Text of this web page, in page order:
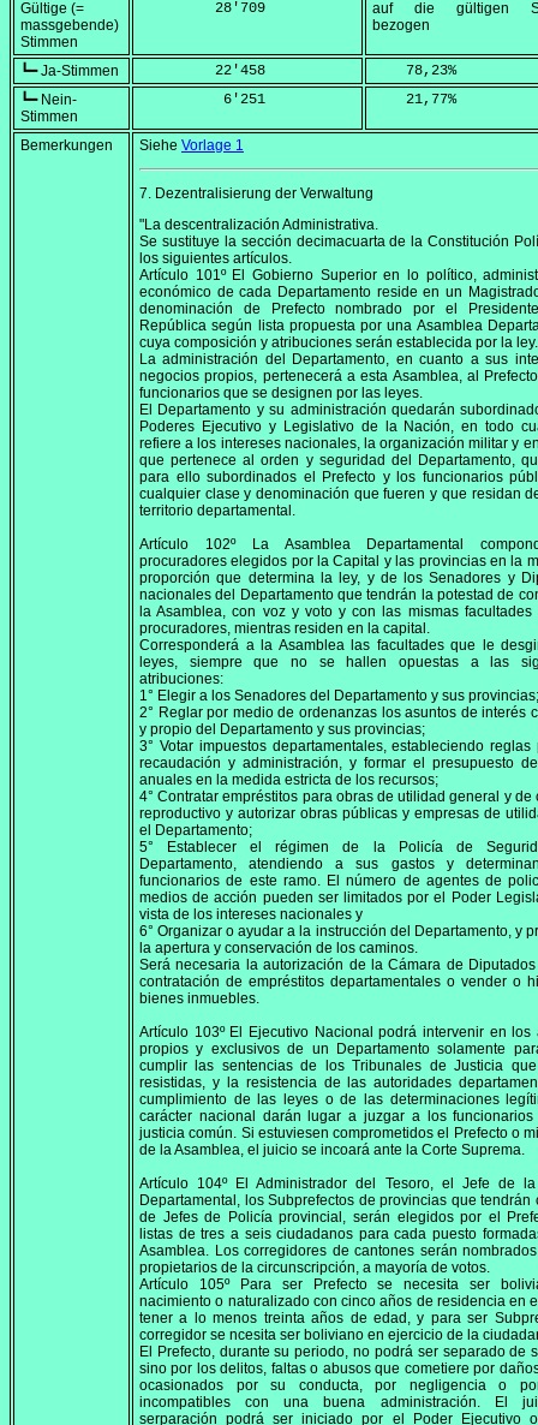
Gültige (=
massgebende)
Stimmen
         28'709
auf die gültigen
bezogen
┗━ Ja-Stimmen
         22'458
    78,23
%
┗━ Nein-
Stimmen
          6'251
    21,77
%
Bemerkungen Siehe Vorlage 1
7. Dezentralisierung der Verwaltung
"La descentralización Administrativa.
Se sustituye la sección decimacuarta de la Constitución
los siguientes artículos.
Artículo 101º El Gobierno Superior en lo político,
económico de cada Departamento reside en un
denominación de Prefecto nombrado por el
República según lista propuesta por una Asamblea
cuya composición y atribuciones serán establecida por la ley.
La administración del Departamento, en cuanto a sus
negocios propios, pertenecerá a esta Asamblea, al
funcionarios que se designen por las leyes.
El Departamento y su administración quedarán
Poderes Ejecutivo y Legislativo de la Nación, en todo
refiere a los intereses nacionales, la organización militar y
que pertenece al orden y seguridad del Departamento,
para ello subordinados el Prefecto y los funcionarios
cualquier clase y denominación que fueren y que residan
territorio departamental.
Artículo 102º La Asamblea Departamental
procuradores elegidos por la Capital y las provincias en la
proporción que determina la ley, y de los Senadores y
nacionales del Departamento que tendrán la potestad de
la Asamblea, con voz y voto y con las mismas facultades
procuradores, mientras residen en la capital.
Corresponderá a la Asamblea las facultades que le
leyes, siempre que no se hallen opuestas a las
atribuciones:
1° Elegir a los Senadores del Departamento y sus provincias;
2° Reglar por medio de ordenanzas los asuntos de interés
y propio del Departamento y sus provincias;
3° Votar impuestos departamentales, estableciendo reglas
recaudación y administración, y formar el presupuesto
anuales en la medida estricta de los recursos;
4° Contratar empréstitos para obras de utilidad general y de
reproductivo y autorizar obras públicas y empresas de
el Departamento;
5° Establecer el régimen de la Policía de
Departamento, atendiendo a sus gastos y
funcionarios de este ramo. El número de agentes de
medios de acción pueden ser limitados por el Poder
vista de los intereses nacionales y
6° Organizar o ayudar a la instrucción del Departamento, y
la apertura y conservación de los caminos.
Será necesaria la autorización de la Cámara de
contratación de empréstitos departamentales o vender o
bienes inmuebles.
Artículo 103º El Ejecutivo Nacional podrá intervenir en los
propios y exclusivos de un Departamento solamente
cumplir las sentencias de los Tribunales de Justicia
resistidas, y la resistencia de las autoridades
cumplimiento de las leyes o de las determinaciones
carácter nacional darán lugar a juzgar a los
justicia común. Si estuviesen comprometidos el Prefecto o
de la Asamblea, el juicio se incoará ante la Corte Suprema.
Artículo 104º El Administrador del Tesoro, el Jefe de
Departamental, los Subprefectos de provincias que tendrán
de Jefes de Policía provincial, serán elegidos por el
listas de tres a seis ciudadanos para cada puesto
Asamblea. Los corregidores de cantones serán
propietarios de la circunscripción, a mayoría de votos.
Artículo 105º Para ser Prefecto se necesita ser
nacimiento o naturalizado con cinco años de residencia en
tener a lo menos treinta años de edad, y para ser
corregidor se ncesita ser boliviano en ejercicio de la
El Prefecto, durante su periodo, no podrá ser separado de
sino por los delitos, faltas o abusos que cometiere por
ocasionados por su conducta, por negligencia o
incompatibles con una buena administración. El
serparación podrá ser iniciado por el Poder Ejecutivo